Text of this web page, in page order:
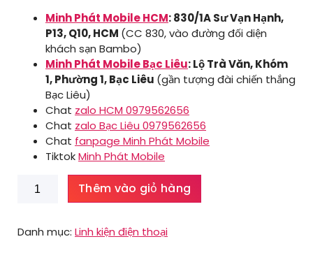
Minh Phát Mobile HCM: 830/1A Sư Vạn Hạnh,
P13, Q10, HCM (CC 830, vào đường đối diện
khách sạn Bambo)
Minh Phát Mobile Bạc Liêu: Lộ Trà Văn, Khóm
1, Phường 1, Bạc Liêu (gần tượng đài chiến thắng
Bạc Liêu)
Chat zalo HCM 0979562656
Chat zalo Bạc Liêu 0979562656
Chat fanpage Minh Phát Mobile
TiktokMinh Phát Mobile
Đuôi
Redmi
Thêm vào giỏ hàng
Danh mục: Linh kiện điện thoại